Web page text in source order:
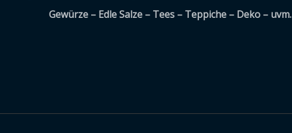
Gewürze – Edle Salze – Tees – Teppiche – Deko – uvm.